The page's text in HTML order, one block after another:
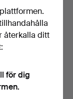
stycken, Firma
Sto…
återkalla ditt
för dig